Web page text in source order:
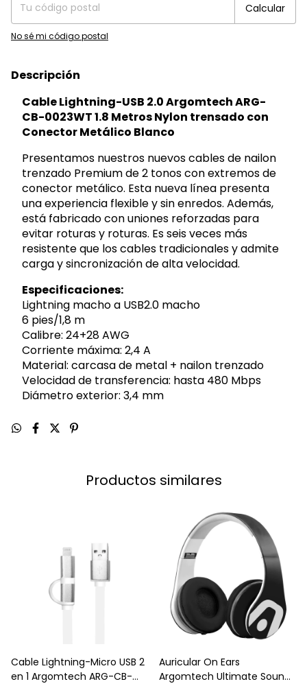
Calcular
No sé mi código postal
Descripción
Cable Lightning-USB 2.0 Argomtech ARG-
CB-0023WT 1.8 Metros Nylon trensado con
Conector Metálico Blanco
Presentamos nuestros nuevos cables de nailon
trenzado Premium de 2 tonos con extremos de
conector metálico. Esta nueva línea presenta
una experiencia flexible y sin enredos. Además,
está fabricado con uniones reforzadas para
evitar roturas y roturas. Es seis veces más
resistente que los cables tradicionales y admite
carga y sincronización de alta velocidad.
Especificaciones:
Lightning macho a USB2.0 macho
6 pies/1,8 m
Calibre: 24+28 AWG
Corriente máxima: 2,4 A
Material: carcasa de metal + nailon trenzado
Velocidad de transferencia: hasta 480 Mbps
Diámetro exterior: 3,4 mm
Productos similares
Cable Lightning-Micro USB 2
en 1 Argomtech ARG-CB-
Auricular On Ears
Argomtech Ultimate Sound